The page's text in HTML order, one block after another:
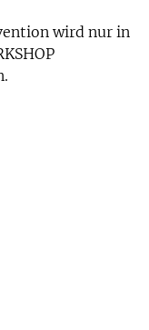
wird nur in